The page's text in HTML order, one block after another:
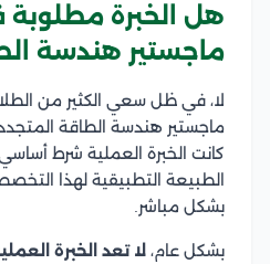
هل الخبرة
ماجستير هندسة
لا، في ظل سعي الكثير من
ماجستير هندسة الطاقة
كانت الخبرة العملية شرط
الطبيعة التطبيقية لهذا
بشكل مباشر.
بشكل عام، لا تعد الخبرة